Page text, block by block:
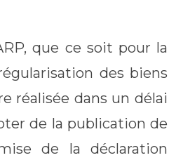
que ce soit pour la
des biens
réalisée dans un délai
de la publication de
de la déclaration